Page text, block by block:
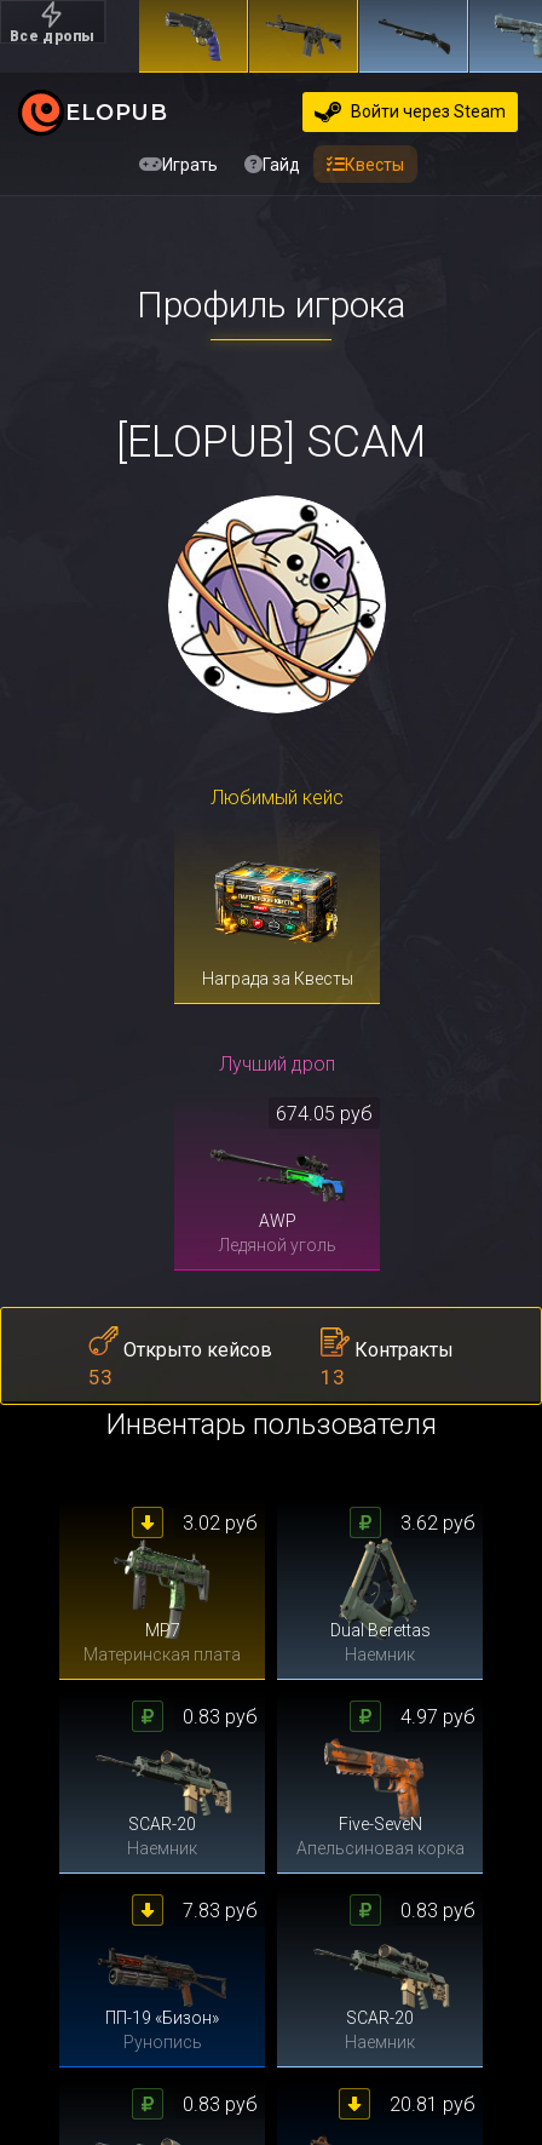
Все дропы
Дорогие
ELOPUB
Играть Гайд Квесты
Войти через Steam
Профиль игрока
[ELOPUB] SCAM
Любимый кейс
Награда за Квесты
Лучший дроп
AWP
Ледяной уголь
674.05 руб
Открыто кейсов
53
Контракты
13
Инвентарь пользователя
MP7
Материнская плата
3.02 руб
Dual Berettas
Наемник
3.62 руб
SCAR-20
Наемник
0.83 руб
Five-SeveN
Апельсиновая корка
4.97 руб
ПП-19 «Бизон»
Рунопись
7.83 руб
SCAR-20
Наемник
0.83 руб
0.83 руб 20.81 руб